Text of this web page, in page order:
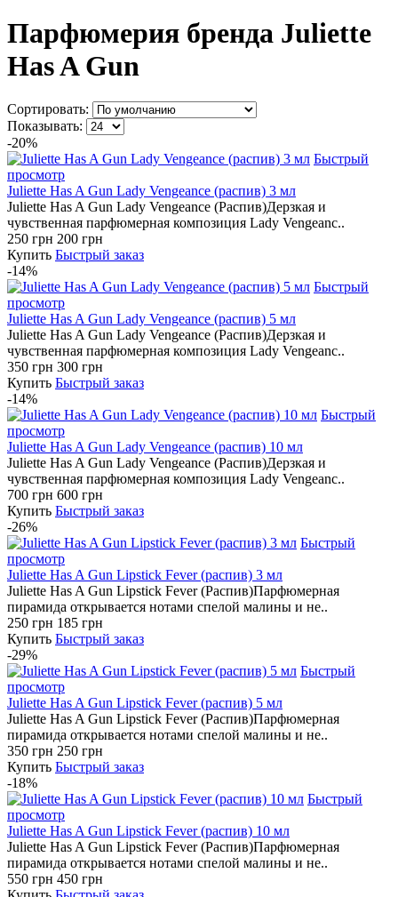
Парфюмерия бренда Juliette
Has A Gun
Сортировать:
Показывать:
-20%
Быстрый
просмотр
Juliette Has A Gun Lady Vengeance (распив) 3 мл
Juliette Has A Gun Lady Vengeance (Распив)Дерзкая и
чувственная парфюмерная композиция Lady Vengeanc..
250 грн 200 грн
Купить Быстрый заказ
-14%
Быстрый
просмотр
Juliette Has A Gun Lady Vengeance (распив) 5 мл
Juliette Has A Gun Lady Vengeance (Распив)Дерзкая и
чувственная парфюмерная композиция Lady Vengeanc..
350 грн 300 грн
Купить Быстрый заказ
-14%
Быстрый
просмотр
Juliette Has A Gun Lady Vengeance (распив) 10 мл
Juliette Has A Gun Lady Vengeance (Распив)Дерзкая и
чувственная парфюмерная композиция Lady Vengeanc..
700 грн 600 грн
Купить Быстрый заказ
-26%
Быстрый
просмотр
Juliette Has A Gun Lipstick Fever (распив) 3 мл
Juliette Has A Gun Lipstick Fever (Распив)Парфюмерная
пирамида открывается нотами спелой малины и не..
250 грн 185 грн
Купить Быстрый заказ
-29%
Быстрый
просмотр
Juliette Has A Gun Lipstick Fever (распив) 5 мл
Juliette Has A Gun Lipstick Fever (Распив)Парфюмерная
пирамида открывается нотами спелой малины и не..
350 грн 250 грн
Купить Быстрый заказ
-18%
Быстрый
просмотр
Juliette Has A Gun Lipstick Fever (распив) 10 мл
Juliette Has A Gun Lipstick Fever (Распив)Парфюмерная
пирамида открывается нотами спелой малины и не..
550 грн 450 грн